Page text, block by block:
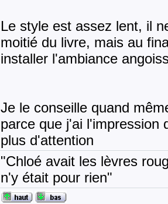
Le style est assez lent, il
moitié du livre, mais au
installer l'ambiance
Je le conseille quand
parce que j'ai l'impression
plus d'attention
"Chloé avait les lèvres
n'y était pour rien"